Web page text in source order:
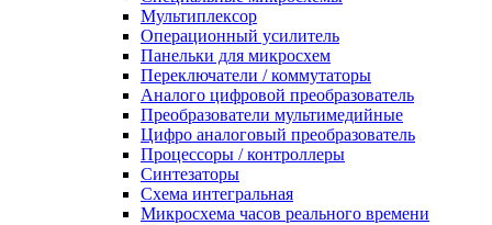
Мультиплексор
Операционный усилитель
Панельки для микросхем
Переключатели / коммутаторы
Аналого цифровой преобразователь
Преобразователи мультимедийные
Цифро аналоговый преобразователь
Процессоры / контроллеры
Синтезаторы
Схема интегральная
Микросхема часов реального времени